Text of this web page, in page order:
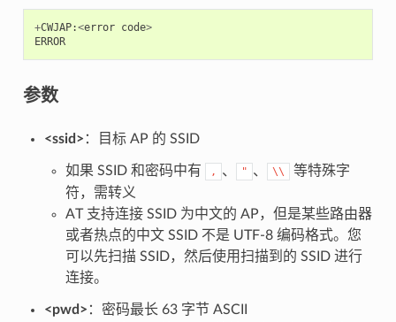
+CWJAP:<error code>
ERROR
参数
<ssid> ：目标 AP 的 SSID
如果 SSID 和密码中有 , 、 " 、 \\
等特殊字
符，需转义
AT 支持连接 SSID 为中文的 AP，但是某些路由器
或者热点的中文 SSID 不是 UTF-8 编码格式。您
可以先扫描 SSID，然后使用扫描到的 SSID 进行
连接。
<pwd> ：密码最长 63 字节 ASCII